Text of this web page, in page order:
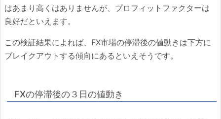
はあまり高くはありませんが、プロフィットファクターは
良好だといえます。
この検証結果によれば、FX市場の停滞後の値動きは下方に
ブレイクアウトする傾向にあるといえそうです。
FXの停滞後の３日の値動き